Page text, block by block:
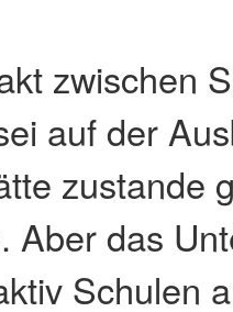
zwischen
auf der
zustande
Aber das
Schulen